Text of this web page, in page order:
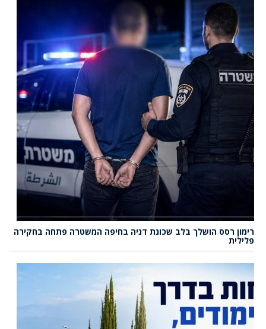
רימון רסס הושלך בלב שכונת דניה בחיפה המשטרה פתחה בחקירה
פלילית